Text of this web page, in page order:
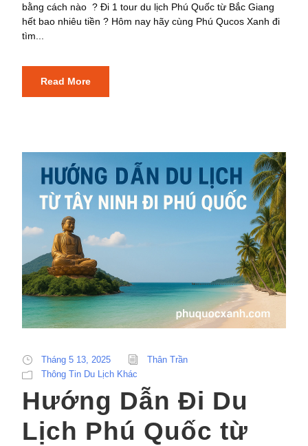
bằng cách nào ? Đi 1 tour du lịch Phú Quốc từ Bắc Giang
hết bao nhiêu tiền ? Hôm nay hãy cùng Phú Qucos Xanh đi
tìm...
Read More
Tháng 5 13, 2025
Thân Trần
Thông Tin Du Lịch Khác
Hướng Dẫn Đi Du
Lịch Phú Quốc từ